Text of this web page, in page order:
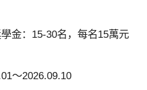
金： 15-30名，每名15萬元
～2026.09.10